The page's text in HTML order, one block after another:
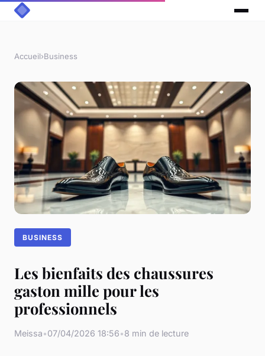
Accueil›Business
BUSINESS
Les bienfaits des chaussures
gaston mille pour les
professionnels
Meissa•07/04/2026 18:56•8 min de lecture